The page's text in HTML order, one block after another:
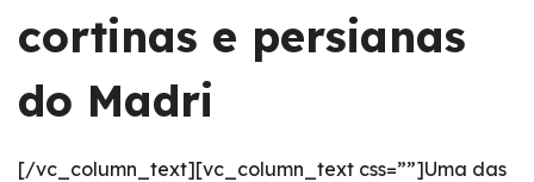
cortinas e persianas
do Madri
[/vc_column_text][vc_column_text css=””]Uma das